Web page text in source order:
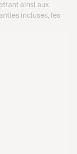
ainsi aux
incluses, les